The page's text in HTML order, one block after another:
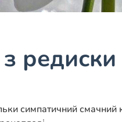
редиски
симпатичний